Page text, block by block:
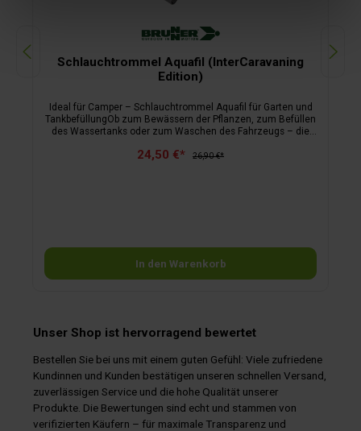
Schlauchtrommel Aquafil (InterCaravaning
Edition)
Ideal für Camper – Schlauchtrommel Aquafil für Garten und
TankbefüllungOb zum Bewässern der Pflanzen, zum Befüllen
des Wassertanks oder zum Waschen des Fahrzeugs – die
lebensmittelechten Wasserschlauchs ideal für Camper. Das
Auswahl an Campingzubehör für deine Campingausrüstung.
24,50 €* 26,90 €*
In den Warenkorb
Unser Shop ist hervorragend bewertet
Bestellen Sie bei uns mit einem guten Gefühl: Viele zufriedene
Kundinnen und Kunden bestätigen unseren schnellen Versand,
zuverlässigen Service und die hohe Qualität unserer
Produkte. Die Bewertungen sind echt und stammen von
verifizierten Käufern – für maximale Transparenz und